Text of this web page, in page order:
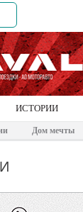
ИСТОРИИ
Дом мечты